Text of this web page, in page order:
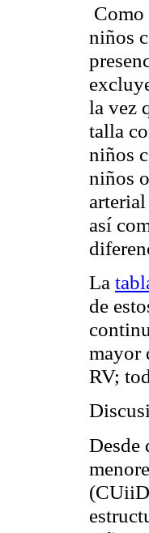
Como
niños
la vez
talla
niños
niños
así
La
de
mayor
RV;
Desde
(